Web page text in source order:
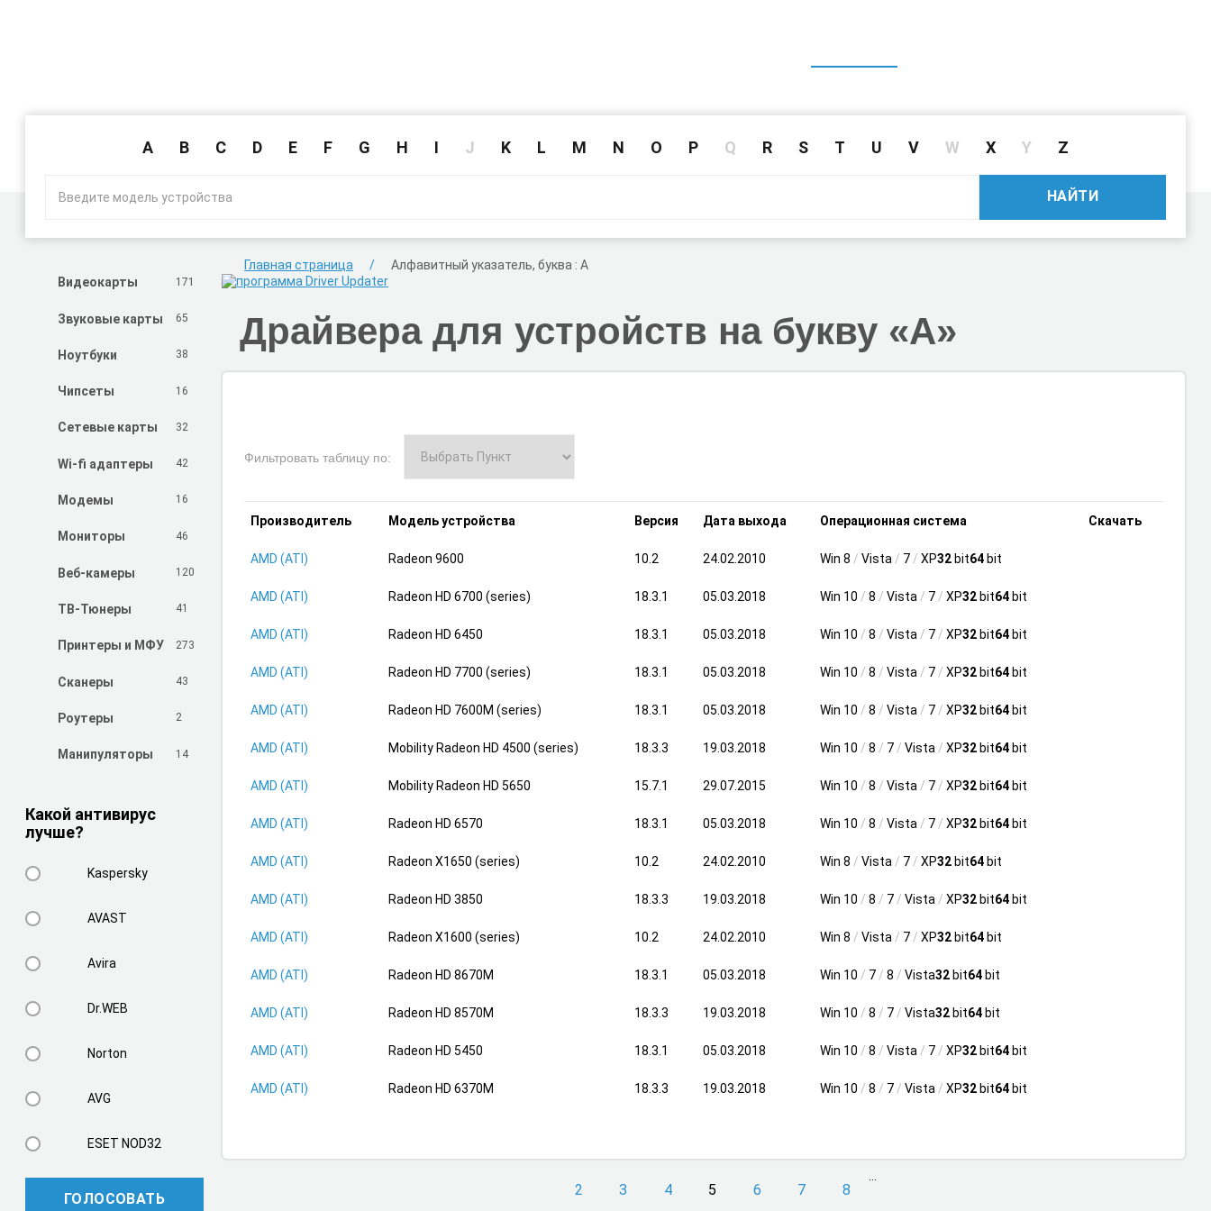
A B C D E F G H I J K L M N O P Q R S T U V W X Y Z
НАЙТИ
Видеокарты 171
Звуковые карты 65
Ноутбуки 38
Чипсеты 16
Сетевые карты 32
Wi-fi адаптеры 42
Модемы 16
Мониторы 46
Веб-камеры 120
ТВ-Тюнеры 41
Принтеры и МФУ 273
Сканеры 43
Роутеры 2
Манипуляторы 14
Какой антивирус
лучше?
Kaspersky
AVAST
Avira
Dr.WEB
Norton
AVG
ESET NOD32
ГОЛОСОВАТЬ
Главная страница Алфавитный указатель, буква : A
Драйвера для устройств на букву «A»
Фильтровать таблицу по:
Производитель Модель устройства Версия Дата выхода Операционная система Скачать
AMD (ATI) Radeon 9600 10.2 24.02.2010 Win 8 / Vista/ 7/ XP32 bit64 bit
AMD (ATI) Radeon HD 6700 (series) 18.3.1 05.03.2018 Win 10 / 8 / Vista/ 7/ XP32 bit64 bit
AMD (ATI) Radeon HD 6450 18.3.1 05.03.2018 Win 10 / 8 / Vista/ 7/ XP32 bit64 bit
AMD (ATI) Radeon HD 7700 (series) 18.3.1 05.03.2018 Win 10 / 8 / Vista/ 7/ XP32 bit64 bit
AMD (ATI) Radeon HD 7600M (series) 18.3.1 05.03.2018 Win 10 / 8 / Vista/ 7/ XP32 bit64 bit
AMD (ATI) Mobility Radeon HD 4500 (series) 18.3.3 19.03.2018 Win 10 / 8 / 7/ Vista/ XP32 bit64 bit
AMD (ATI) Mobility Radeon HD 5650 15.7.1 29.07.2015 Win 10 / 8 / Vista/ 7/ XP32 bit64 bit
AMD (ATI) Radeon HD 6570 18.3.1 05.03.2018 Win 10 / 8 / Vista/ 7/ XP32 bit64 bit
AMD (ATI) Radeon X1650 (series) 10.2 24.02.2010 Win 8 / Vista/ 7/ XP32 bit64 bit
AMD (ATI) Radeon HD 3850 18.3.3 19.03.2018 Win 10 / 8 / 7/ Vista/ XP32 bit64 bit
AMD (ATI) Radeon X1600 (series) 10.2 24.02.2010 Win 8 / Vista/ 7/ XP32 bit64 bit
AMD (ATI) Radeon HD 8670M 18.3.1 05.03.2018 Win 10 / 7/ 8 / Vista32 bit64 bit
AMD (ATI) Radeon HD 8570M 18.3.3 19.03.2018 Win 10 / 8 / 7/ Vista32 bit64 bit
AMD (ATI) Radeon HD 5450 18.3.1 05.03.2018 Win 10 / 8 / Vista/ 7/ XP32 bit64 bit
AMD (ATI) Radeon HD 6370M 18.3.3 19.03.2018 Win 10 / 8 / 7/ Vista/ XP32 bit64 bit
2 3 4 5 6 7 8
...